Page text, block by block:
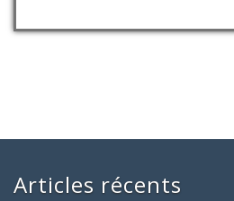
Articles récents